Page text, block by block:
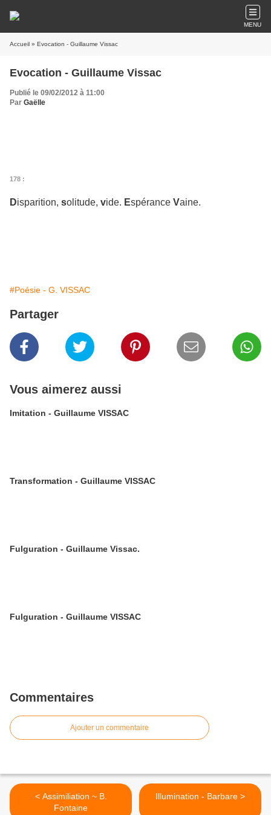
MENU
Accueil » Evocation - Guillaume Vissac
Evocation - Guillaume Vissac
Publié le 09/02/2012 à 11:00
Par Gaëlle
178 :
Disparition, solitude, vide. Espérance Vaine.
#Poésie - G. VISSAC
Partager
Vous aimerez aussi
Imitation - Guillaume VISSAC
Transformation - Guillaume VISSAC
Fulguration - Guillaume Vissac.
Fulguration - Guillaume VISSAC
Commentaires
Ajouter un commentaire
< Assimiliation ~ B.
Fontaine
Illumination - Barbare >